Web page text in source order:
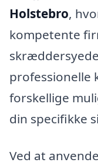
Holstebro,
kompetente
professionelle
forskellige
din specifikke
Ved at